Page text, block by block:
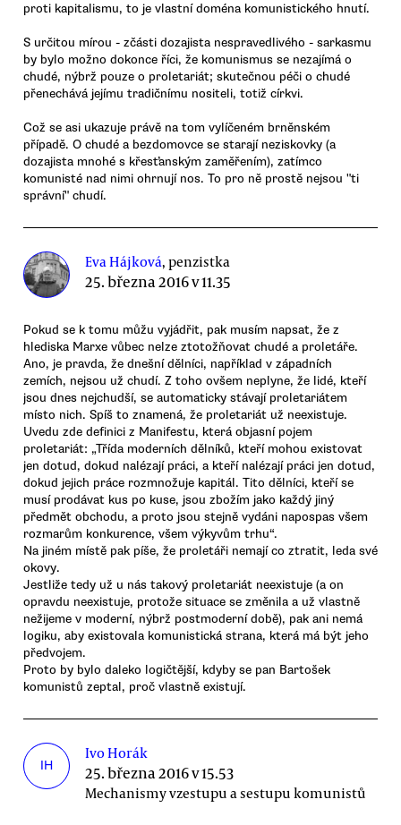
proti kapitalismu, to je vlastní doména komunistického hnutí.
S určitou mírou - zčásti dozajista nespravedlivého - sarkasmu
by bylo možno dokonce říci, že komunismus se nezajímá o
chudé, nýbrž pouze o proletariát; skutečnou péči o chudé
přenechává jejímu tradičnímu nositeli, totiž církvi.
Což se asi ukazuje právě na tom vylíčeném brněnském
případě. O chudé a bezdomovce se starají neziskovky (a
dozajista mnohé s křesťanským zaměřením), zatímco
komunisté nad nimi ohrnují nos. To pro ně prostě nejsou "ti
správní" chudí.
Eva Hájková, penzistka
25. března 2016 v 11.35
Pokud se k tomu můžu vyjádřit, pak musím napsat, že z
hlediska Marxe vůbec nelze ztotožňovat chudé a proletáře.
Ano, je pravda, že dnešní dělníci, například v západních
zemích, nejsou už chudí. Z toho ovšem neplyne, že lidé, kteří
jsou dnes nejchudší, se automaticky stávají proletariátem
místo nich. Spíš to znamená, že proletariát už neexistuje.
Uvedu zde definici z Manifestu, která objasní pojem
proletariát: „Třída moderních dělníků, kteří mohou existovat
jen dotud, dokud nalézají práci, a kteří nalézají práci jen dotud,
dokud jejich práce rozmnožuje kapitál. Tito dělníci, kteří se
musí prodávat kus po kuse, jsou zbožím jako každý jiný
předmět obchodu, a proto jsou stejně vydáni napospas všem
rozmarům konkurence, všem výkyvům trhu“.
Na jiném místě pak píše, že proletáři nemají co ztratit, leda své
okovy.
Jestliže tedy už u nás takový proletariát neexistuje (a on
opravdu neexistuje, protože situace se změnila a už vlastně
nežijeme v moderní, nýbrž postmoderní době), pak ani nemá
logiku, aby existovala komunistická strana, která má být jeho
předvojem.
Proto by bylo daleko logičtější, kdyby se pan Bartošek
komunistů zeptal, proč vlastně existují.
IH
Ivo Horák
25. března 2016 v 15.53
Mechanismy vzestupu a sestupu komunistů